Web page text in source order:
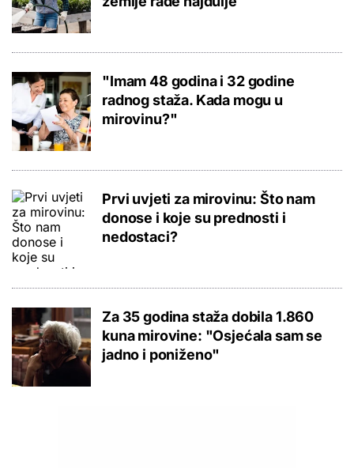
"Imam 48 godina i 32 godine
radnog staža. Kada mogu u
mirovinu?"
Prvi uvjeti za mirovinu: Što nam
donose i koje su prednosti i
nedostaci?
Za 35 godina staža dobila 1.860
kuna mirovine: "Osjećala sam se
jadno i poniženo"